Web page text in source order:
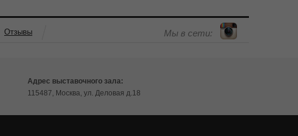
Отзывы Мы в сети:
Адрес выставочного зала:
115487, Москва, ул. Деловая д.18